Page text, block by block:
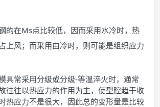
的在Ms点比较低，因而采用水冷时，热
上风；而采用由冷时，则可能是组织应力
具常采用分级或分级-等温淬火时，通常
往往以热应力的作用为主，使型腔趋于收
热应力不是很大，因此总的变形量是比较